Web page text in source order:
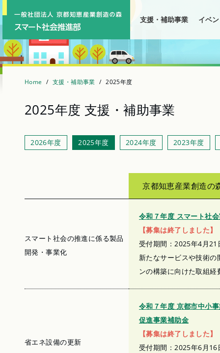
content
支援・補助事業 イベ
Home 支援・補助事業 2025年度
2025年度 支援・補助事業
2026年度 2025年度 2024年度 2023年度
京都知恵産業創造の
スマート社会の推進に係る製品
開発・事業化
令和７年度 スマート社
【募集は終了しました】
受付期間：2025年4月
新たなサービスや技術
ンの構築に向けた取組経
省エネ設備の更新
令和７年度 京都市中小
促進事業補助金
【募集は終了しました】
受付期間：2025年6月